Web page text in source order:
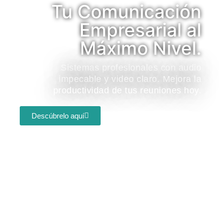
Tu Comunicación
Empresarial al
Máximo Nivel.
Sistemas profesionales con audio
impecable y video claro. Mejora la
productividad de tus reuniones hoy.
Descúbrelo aquí